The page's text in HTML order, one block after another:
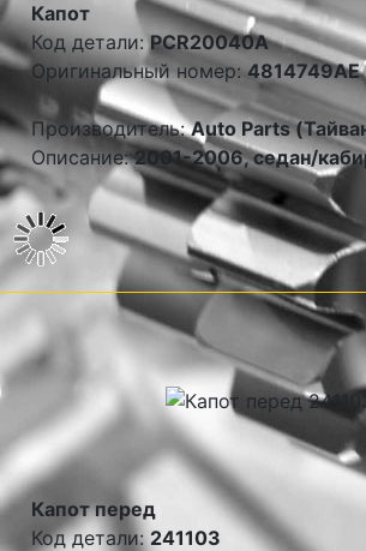
Капот
Код детали:PCR20040A
Оригинальный номер:4814749AE
Производитель:Auto Parts
Описание:2001-2006, седан/
Капот перед
Код детали: 241103